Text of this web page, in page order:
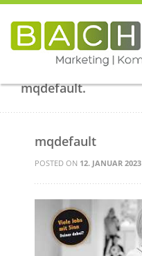
mqdefault.
mqdefault
POSTED ON 12. JANUAR 2023